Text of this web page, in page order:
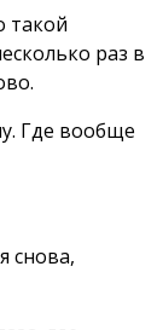
такой
раз в
Где вообще
снова,